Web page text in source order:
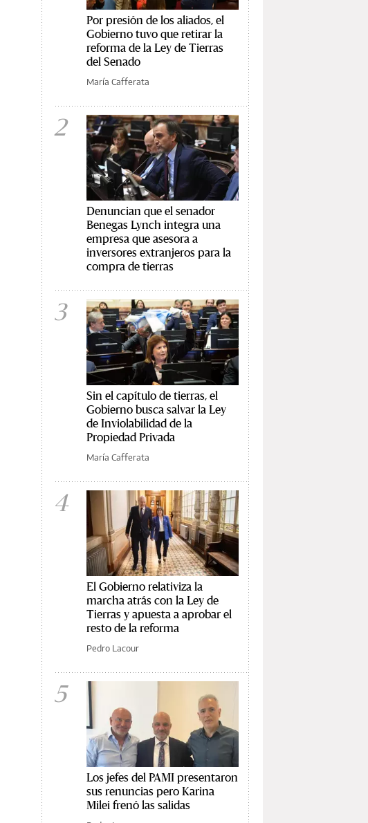
Por presión de los aliados, el
Gobierno tuvo que retirar la
reforma de la Ley de Tierras
del Senado
María Cafferata
2
Denuncian que el senador
Benegas Lynch integra una
empresa que asesora a
inversores extranjeros para la
compra de tierras
3
Sin el capítulo de tierras, el
Gobierno busca salvar la Ley
de Inviolabilidad de la
Propiedad Privada
María Cafferata
4
El Gobierno relativiza la
marcha atrás con la Ley de
Tierras y apuesta a aprobar el
resto de la reforma
Pedro Lacour
5
Los jefes del PAMI presentaron
sus renuncias pero Karina
Milei frenó las salidas